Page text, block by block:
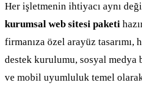
Her işletmenin ihtiyacı aynı
kurumsal web sitesi paketi
firmanıza özel arayüz tasarımı,
destek kurulumu, sosyal medya
ve mobil uyumluluk temel